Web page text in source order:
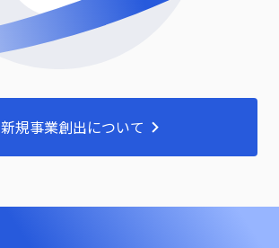
新規事業創出について